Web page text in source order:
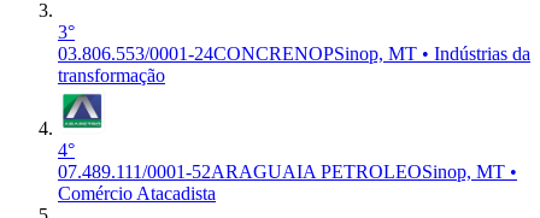
3°
03.806.553/0001-24CONCRENOPSinop, MT • Indústrias da
transformação
4°
07.489.111/0001-52ARAGUAIA PETROLEOSinop, MT •
Comércio Atacadista